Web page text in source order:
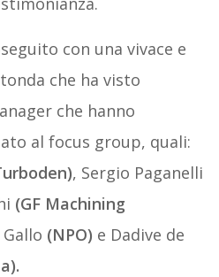
con una vivace e
che ha visto
che hanno
al focus group, quali:
, Sergio Paganelli
(GF Machining
(NPO) e Dadive de